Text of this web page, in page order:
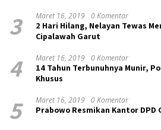
3 Maret 16, 2019 0 Komentar
2 Hari Hilang, Nelayan Tewas
Cipalawah Garut
4 Maret 16, 2019 0 Komentar
14 Tahun Terbunuhnya Munir,
Khusus
5 Maret 16, 2019 0 Komentar
Prabowo Resmikan Kantor